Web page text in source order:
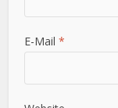
E-Mail*